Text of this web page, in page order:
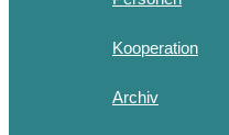
Kooperation
Archiv